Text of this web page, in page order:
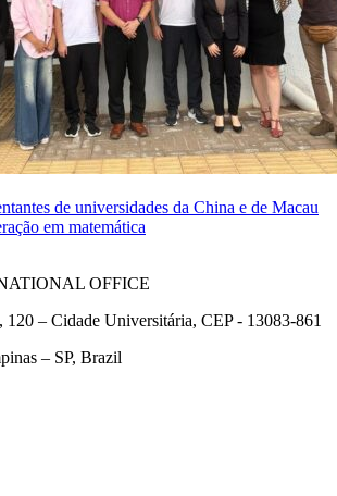
de universidades da China e de Macau
em matemática
OFFICE
120 – Cidade Universitária, CEP - 13083-861
– SP, Brazil